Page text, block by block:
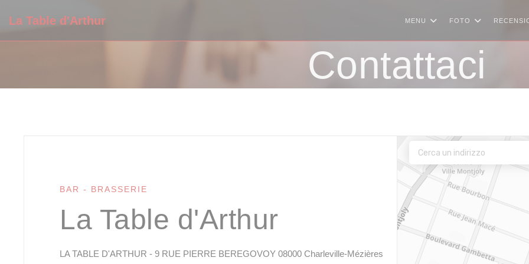
La Table d'Arthur MENU FOTO
Contattaci
BAR - BRASSERIE
La Table d'Arthur
LA TABLE D'ARTHUR - 9 RUE PIERRE BEREGOVOY 08000 Charleville-Mézières ((apre una nuova finestra))